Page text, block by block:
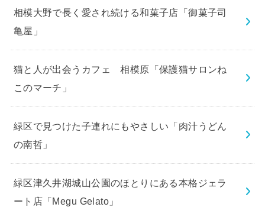
相模大野で長く愛され続ける和菓子店「御菓子司
亀屋」
猫と人が出会うカフェ 相模原「保護猫サロンね
このマーチ」
緑区で見つけた子連れにもやさしい「肉汁うどん
の南哲」
緑区津久井湖城山公園のほとりにある本格ジェラ
ート店「Megu Gelato」